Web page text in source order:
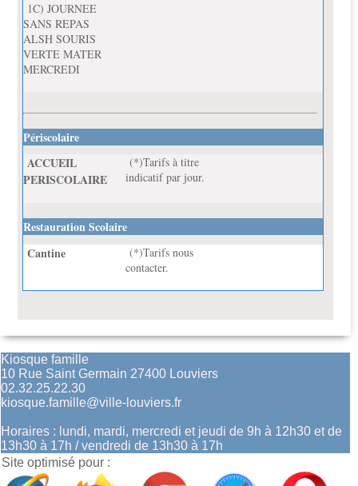
1C) JOURNEE
SANS REPAS
ALSH SOURIS
VERTE MATER
MERCREDI
Périscolaire
ACCUEIL
PERISCOLAIRE
(*)Tarifs à titre
indicatif par jour.
Restauration Scolaire
Cantine
(*)Tarifs nous
contacter.
Kiosque famille
10 Rue Saint Germain 27400 Louviers
02.32.25.22.30
kiosque.famille@ville-louviers.fr
Horaires : lundi, mardi, mercredi et jeudi de 9h à 12h30 et de
13h30 à 17h / vendredi de 13h30 à 17h
Site optimisé pour :